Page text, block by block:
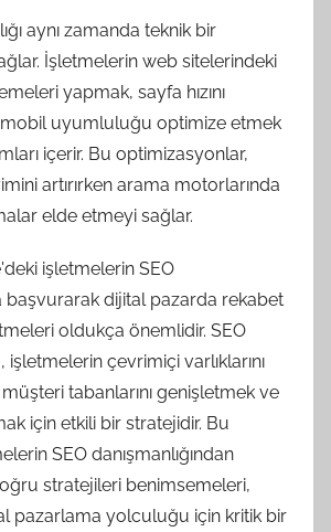
aynı zamanda teknik bir
İşletmelerin web sitelerindeki
yapmak, sayfa hızını
uyumluluğu optimize etmek
içerir. Bu optimizasyonlar,
artırırken arama motorlarında
elde etmeyi sağlar.
işletmelerin SEO
başvurarak dijital pazarda rekabet
oldukça önemlidir. SEO
çevrimiçi varlıklarını
tabanlarını genişletmek ve
için etkili bir stratejidir. Bu
SEO danışmanlığından
stratejileri benimsemeleri,
pazarlama yolculuğu için kritik bir